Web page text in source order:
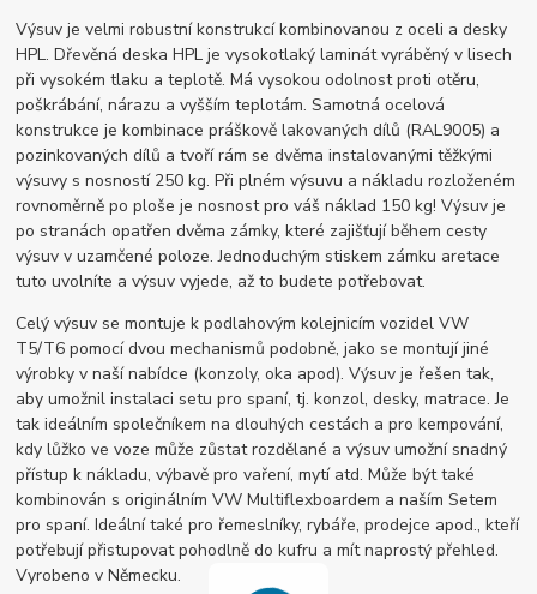
Výsuv je velmi robustní konstrukcí kombinovanou z oceli a desky
HPL. Dřevěná deska HPL je vysokotlaký laminát vyráběný v lisech
při vysokém tlaku a teplotě. Má vysokou odolnost proti otěru,
poškrábání, nárazu a vyšším teplotám. Samotná ocelová
konstrukce je kombinace práškově lakovaných dílů (RAL9005) a
pozinkovaných dílů a tvoří rám se dvěma instalovanými těžkými
výsuvy s nosností 250 kg. Při plném výsuvu a nákladu rozloženém
rovnoměrně po ploše je nosnost pro váš náklad 150 kg! Výsuv je
po stranách opatřen dvěma zámky, které zajišťují během cesty
výsuv v uzamčené poloze. Jednoduchým stiskem zámku aretace
tuto uvolníte a výsuv vyjede, až to budete potřebovat.
Celý výsuv se montuje k podlahovým kolejnicím vozidel VW
T5/T6 pomocí dvou mechanismů podobně, jako se montují jiné
výrobky v naší nabídce (konzoly, oka apod). Výsuv je řešen tak,
aby umožnil instalaci setu pro spaní, tj. konzol, desky, matrace. Je
tak ideálním společníkem na dlouhých cestách a pro kempování,
kdy lůžko ve voze může zůstat rozdělané a výsuv umožní snadný
přístup k nákladu, výbavě pro vaření, mytí atd. Může být také
kombinován s originálním VW Multiflexboardem a naším Setem
pro spaní. Ideální také pro řemeslníky, rybáře, prodejce apod., kteří
potřebují přistupovat pohodlně do kufru a mít naprostý přehled.
Vyrobeno v Německu.